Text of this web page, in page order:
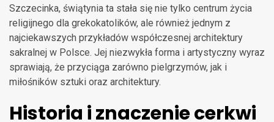
Szczecinka, świątynia ta stała się nie tylko centrum życia
religijnego dla grekokatolików, ale również jednym z
najciekawszych przykładów współczesnej architektury
sakralnej w Polsce. Jej niezwykła forma i artystyczny wyraz
sprawiają, że przyciąga zarówno pielgrzymów, jak i
miłośników sztuki oraz architektury.
Historia i znaczenie cerkwi